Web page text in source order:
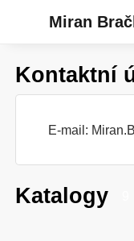
Miran
Kontaktní
E-mail:
Katalogy